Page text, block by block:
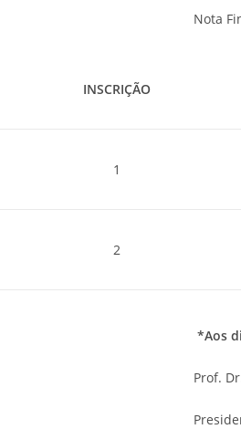
Nota
INSCRIÇÃO
1
2
*Aos
Prof.